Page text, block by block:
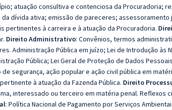
atuação consultiva e contenciosa da Procuradoria;
da dívida ativa; emissão de pareceres;
pertinentes à carreira e à atuação da Procuradoria.
Direito Administrativo: Convênios, termos
Administração Pública em juízo; Lei de Introdução
Pública; Lei Geral de Proteção de Dados
de segurança, ação popular e ação civil pública em
à atuação da Fazenda Pública. Direito
interessado ou terceiro em matéria penal. Reflexos
: Política Nacional de Pagamento por Serviços